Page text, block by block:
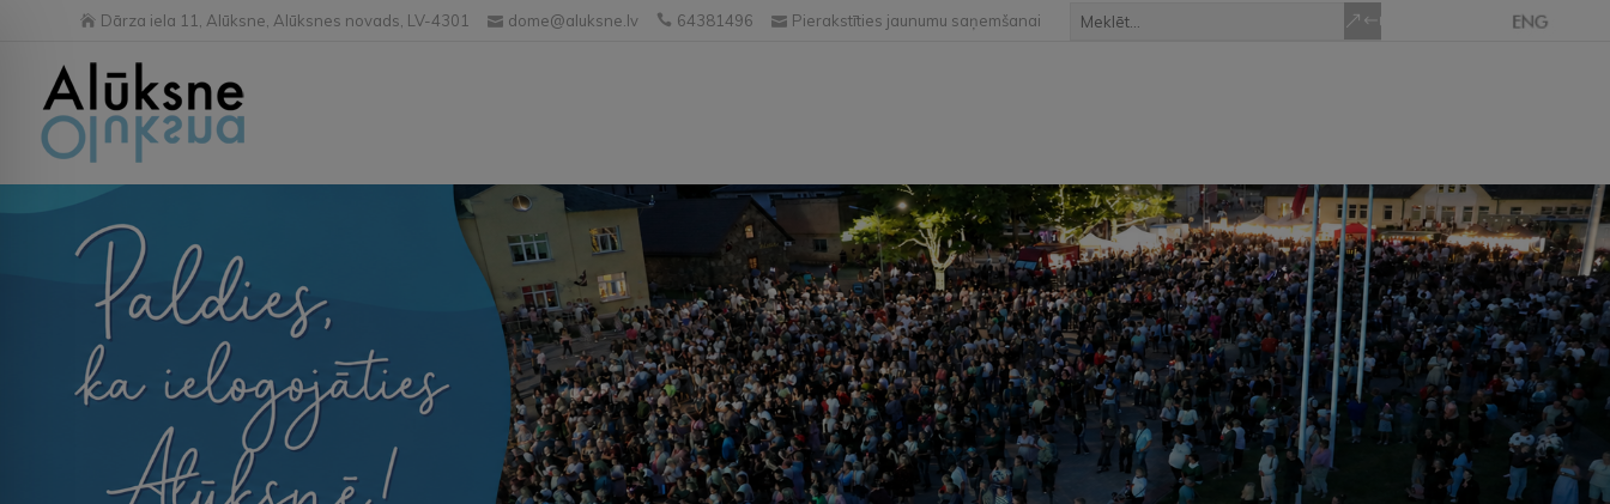
Dārza iela 11, Alūksne, Alūksnes novads, LV-4301 dome@aluksne.lv 64381496 Pierakstīties jaunumu saņemšanai